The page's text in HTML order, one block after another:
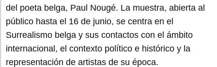
del poeta belga, Paul Nougé. La muestra, abierta al
público hasta el 16 de junio, se centra en el
Surrealismo belga y sus contactos con el ámbito
internacional, el contexto político e histórico y la
representación de artistas de su época.